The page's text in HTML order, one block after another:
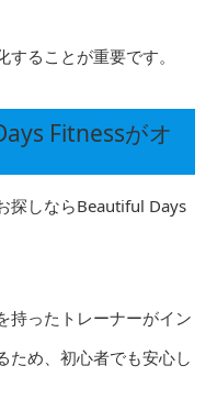
ることが重要です。
Fitnessがオ
探しならBeautiful Days
持ったトレーナーがイン
ため、初心者でも安心し